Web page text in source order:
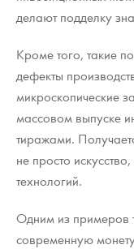
делают подделку
Кроме того, такие
дефекты
микроскопические
массовом выпуске
тиражами.
не просто
технологий.
Одним из примеров
современную